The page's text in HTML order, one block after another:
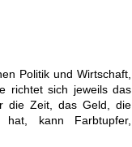
Politik und Wirtschaft,
richtet sich jeweils das
die Zeit, das Geld, die
kann Farbtupfer,